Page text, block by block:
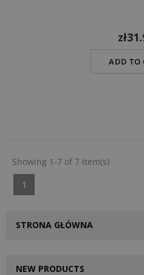
ADD TO
Showing 1-7 of 7 item(s)
1
STRONA GŁÓWNA
NEW PRODUCTS